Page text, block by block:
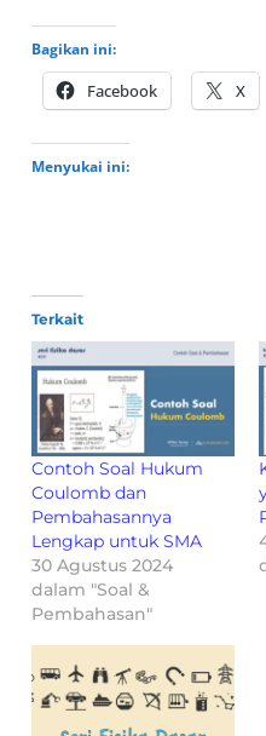
Bagikan ini:
Facebook X
Menyukai ini:
Terkait
Contoh Soal Hukum
Coulomb dan
Pembahasannya
Lengkap untuk SMA
30 Agustus 2024
dalam "Soal &
Pembahasan"